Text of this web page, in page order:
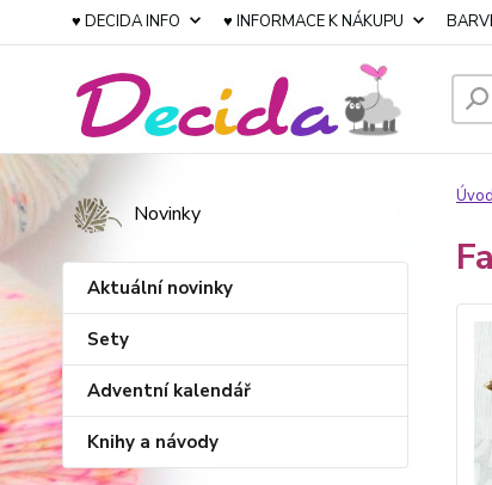
♥ DECIDA INFO ♥ INFORMACE K NÁKUPU
Novinky
Aktuální novinky
Sety
Adventní kalendář
Knihy a návody
Úvod